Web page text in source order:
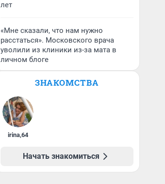
лет
«Мне сказали, что нам нужно
расстаться». Московского врача
уволили из клиники из-за мата в
личном блоге
ЗНАКОМСТВА
irina,64
Начать знакомиться